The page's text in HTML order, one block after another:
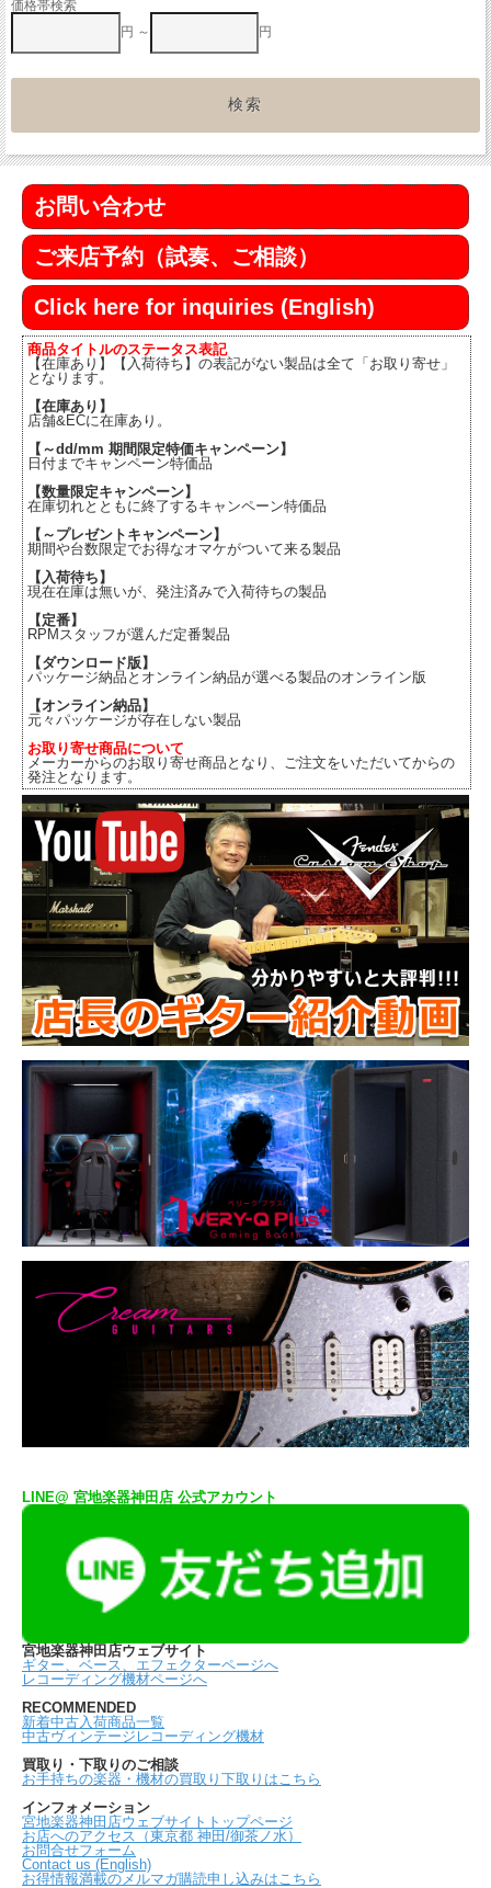
価格帯検索
円 ～
円
お問い合わせ
ご来店予約（試奏、ご相談）
Click here for inquiries (English)
商品タイトルのステータス表記
【在庫あり】【入荷待ち】の表記がない製品は全て「お取り寄せ」
となります。
【在庫あり】
店舗&ECに在庫あり。
【～dd/mm 期間限定特価キャンペーン】
日付までキャンペーン特価品
【数量限定キャンペーン】
在庫切れとともに終了するキャンペーン特価品
【～プレゼントキャンペーン】
期間や台数限定でお得なオマケがついて来る製品
【入荷待ち】
現在在庫は無いが、発注済みで入荷待ちの製品
【定番】
RPMスタッフが選んだ定番製品
【ダウンロード版】
パッケージ納品とオンライン納品が選べる製品のオンライン版
【オンライン納品】
元々パッケージが存在しない製品
お取り寄せ商品について
メーカーからのお取り寄せ商品となり、ご注文をいただいてからの
発注となります。
LINE@ 宮地楽器神田店 公式アカウント
宮地楽器神田店ウェブサイト
ギター、ベース、エフェクターページへ
レコーディング機材ページへ
RECOMMENDED
新着中古入荷商品一覧
中古ヴィンテージレコーディング機材
買取り・下取りのご相談
お手持ちの楽器・機材の買取り下取りはこちら
インフォメーション
宮地楽器神田店ウェブサイトトップページ
お店へのアクセス（東京都 神田/御茶ノ水）
お問合せフォーム
Contact us (English)
お得情報満載のメルマガ購読申し込みはこちら